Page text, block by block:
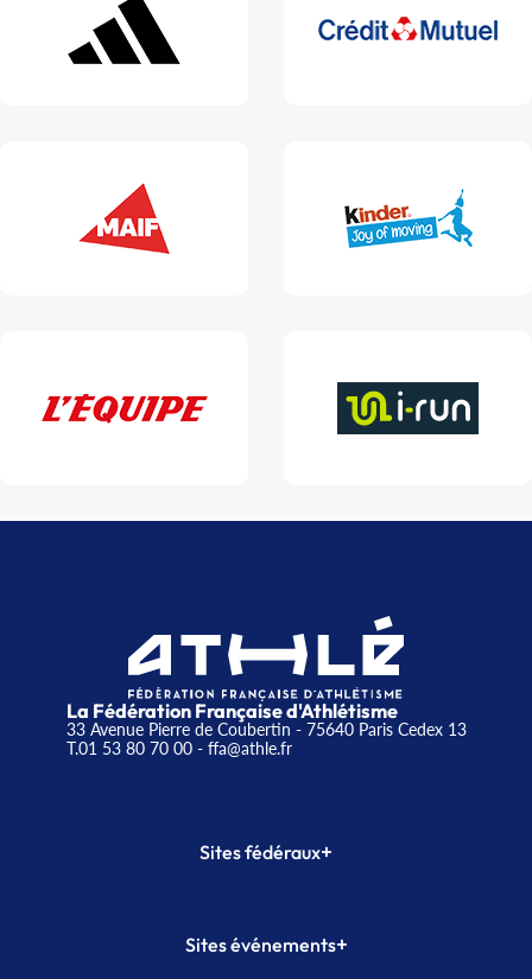
La Fédération Française d'Athlétisme
33 Avenue Pierre de Coubertin - 75640 Paris Cedex 13
T.01 53 80 70 00- ffa@athle.fr
Sites fédéraux+
Plateforme Formation
Sites événements+